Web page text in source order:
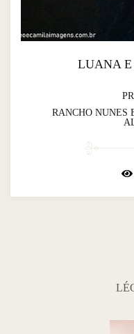
LUANA
RANCHO NUNES